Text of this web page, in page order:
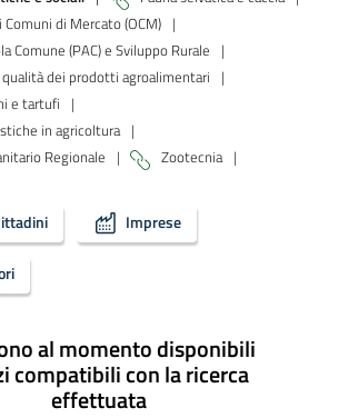
di Mercato (OCM) |
Comune (PAC) e Sviluppo Rurale |
dei prodotti agroalimentari |
e tartufi |
in agricoltura |
Regionale | Zootecnia |
Imprese
al momento disponibili
compatibili con la ricerca
effettuata